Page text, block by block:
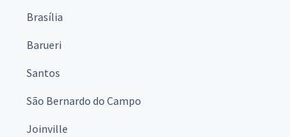
Brasília
Barueri
Santos
São Bernardo do Campo
Joinville